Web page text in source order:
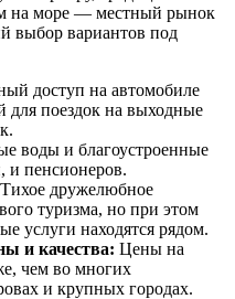
на море — местный рынок
выбор вариантов под
доступ на автомобиле
для поездок на выходные
воды и благоустроенные
и пенсионеров.
Тихое дружелюбное
туризма, но при этом
услуги находятся рядом.
и качества: Цены на
чем во многих
и крупных городах.